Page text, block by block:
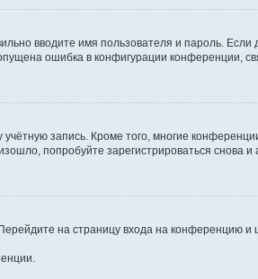
вводите имя пользователя и пароль.
ошибка в конфигурации конференции,
запись. Кроме того, многие
попробуйте зарегистрироваться снова и
на страницу входа на конференцию и